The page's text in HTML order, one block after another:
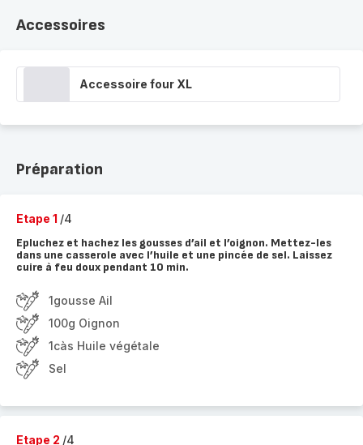
Accessoires
Accessoire four XL
Préparation
Etape 1 /4
Epluchez et hachez les gousses d’ail et l’oignon. Mettez-les
dans une casserole avec l’huile et une pincée de sel. Laissez
cuire à feu doux pendant 10 min.
1gousse Ail
100g Oignon
1càs Huile végétale
Sel
Etape 2 /4